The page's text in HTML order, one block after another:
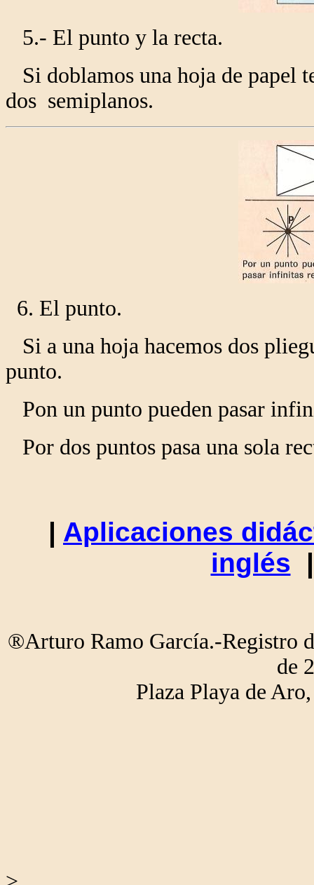
5.- El punto y la recta.
Si doblamos una hoja de papel
dos semiplanos.
6. El punto.
Si a una hoja hacemos dos
punto.
Pon un punto pueden pasar
Por dos puntos pasa una sola
| Aplicaciones
inglés
®Arturo Ramo García.-Registro
de
Plaza Playa de